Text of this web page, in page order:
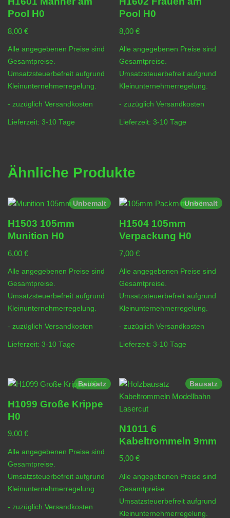
Pool H0
8,00 €
Alle angegebenen Preise sind
Gesamtpreise.
Umsatzsteuerbefreit aufgrund
Kleinunternehmerregelung.
- zuzüglich Versandkosten
Lieferzeit: 3-10 Tage
Pool H0
8,00€
Alle angegebenen Preise sind
Gesamtpreise.
Umsatzsteuerbefreit aufgrund
Kleinunternehmerregelung.
- zuzüglichVersandkosten
Lieferzeit:3-10 Tage
Ähnliche Produkte
Unbemalt
H1503 105mm
Munition H0
6,00 €
Alle angegebenen Preise sind
Gesamtpreise.
Umsatzsteuerbefreit aufgrund
Kleinunternehmerregelung.
- zuzüglich Versandkosten
Lieferzeit: 3-10 Tage
Unbemalt
H1504 105mm
Verpackung H0
7,00€
Alle angegebenen Preise sind
Gesamtpreise.
Umsatzsteuerbefreit aufgrund
Kleinunternehmerregelung.
- zuzüglichVersandkosten
Lieferzeit:3-10 Tage
Bausatz
H1099 Große Krippe
H0
9,00 €
Alle angegebenen Preise sind
Gesamtpreise.
Umsatzsteuerbefreit aufgrund
Kleinunternehmerregelung.
- zuzüglich Versandkosten
Bausatz
N1011 6
Kabeltrommeln 9mm
5,00€
Alle angegebenen Preise sind
Gesamtpreise.
Umsatzsteuerbefreit aufgrund
Kleinunternehmerregelung.